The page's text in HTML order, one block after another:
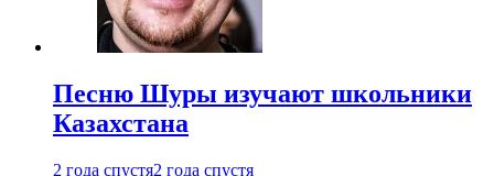
Песню Шуры изучают школьники
Казахстана
2 года спустя2 года спустя